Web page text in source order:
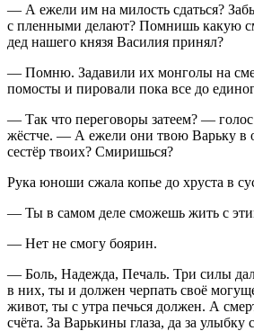
— А ежели им на милость сдаться?
с пленными делают? Помнишь какую
дед нашего князя Василия принял?
— Помню. Задавили их монголы на
помосты и пировали пока все до
— Так что переговоры затеем? —
жёстче. — А ежели они твою Варьку в
сестёр твоих? Смиришься?
Рука юноши сжала копье до хруста в
— Ты в самом деле сможешь жить с
— Нет не смогу боярин.
— Боль, Надежда, Печаль. Три силы
в них, ты и должен черпать своё
живот, ты с утра печься должен. А
счёта. За Варькины глаза, да за улыбку